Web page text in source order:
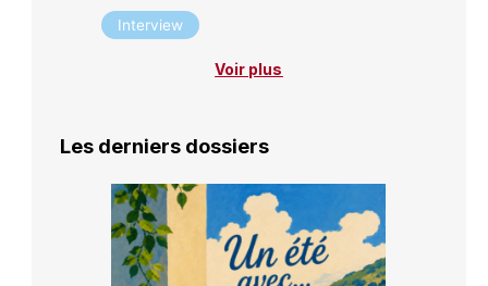
Interview
Voir plus
Les derniers dossiers